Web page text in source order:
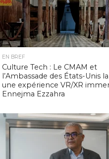
EN BREF
Culture Tech : Le CMAM et
l’Ambassade des États-Unis
une expérience VR/XR
Ennejma Ezzahra